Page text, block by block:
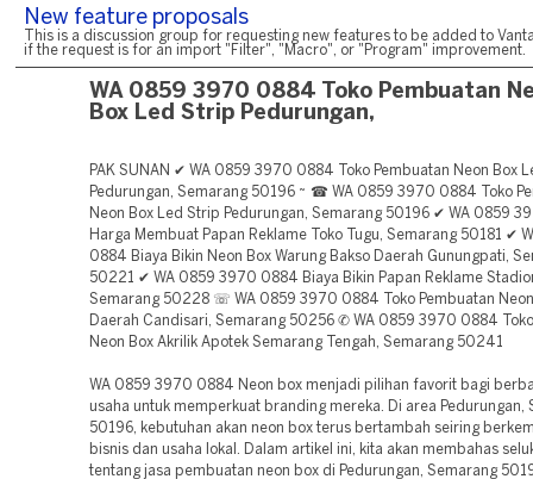
New feature proposals
This is a discussion group for requesting new features to be added to
if the request is for an import "Filter", "Macro", or "Program" improvement.
WA 0859 3970 0884 Toko Pembuatan
Box Led Strip Pedurungan,
PAK SUNAN ✔ WA 0859 3970 0884 Toko Pembuatan Neon Box
Pedurungan, Semarang 50196 ~ ☎ WA 0859 3970 0884 Toko
Neon Box Led Strip Pedurungan, Semarang 50196 ✔ WA 0859
Harga Membuat Papan Reklame Toko Tugu, Semarang 50181 ✔
0884 Biaya Bikin Neon Box Warung Bakso Daerah Gunungpati,
50221 ✔ WA 0859 3970 0884 Biaya Bikin Papan Reklame
Semarang 50228 ☏ WA 0859 3970 0884 Toko Pembuatan Neon
Daerah Candisari, Semarang 50256 ✆ WA 0859 3970 0884
Neon Box Akrilik Apotek Semarang Tengah, Semarang 50241
WA 0859 3970 0884 Neon box menjadi pilihan favorit bagi
usaha untuk memperkuat branding mereka. Di area Pedurungan,
50196, kebutuhan akan neon box terus bertambah seiring
bisnis dan usaha lokal. Dalam artikel ini, kita akan membahas
tentang jasa pembuatan neon box di Pedurungan, Semarang